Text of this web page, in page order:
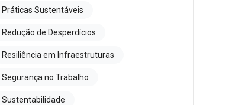
Práticas Sustentáveis
Redução de Desperdícios
Resiliência em Infraestruturas
Segurança no Trabalho
Sustentabilidade